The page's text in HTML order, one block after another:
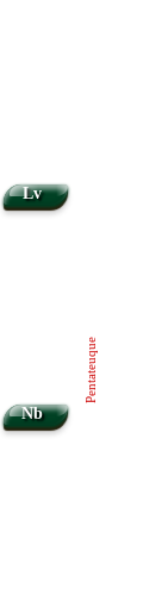
Lv
Nb
Pentateuque